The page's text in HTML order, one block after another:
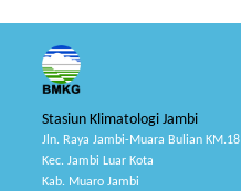
Stasiun Klimatologi Jambi
Jln. Raya Jambi-Muara Bulian KM.18
Kec. Jambi Luar Kota
Kab. Muaro Jambi